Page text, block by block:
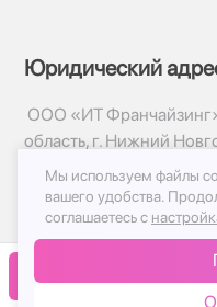
Юридический
ООО «ИТ
область, г. Нижний
© 2017-2026г, База
Политика
Публичная оферта
Мы используем файлы
вашего удобства.
соглашаетесь с